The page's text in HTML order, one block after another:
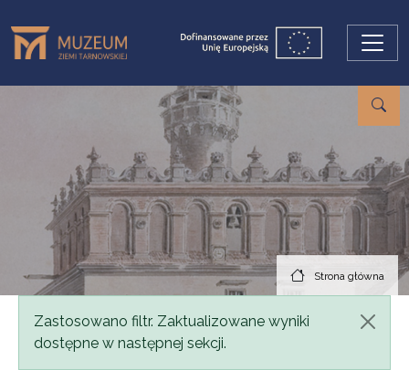
Strona główna
Komunikat
Zastosowano filtr. Zaktualizowane wyniki
dostępne w następnej sekcji.